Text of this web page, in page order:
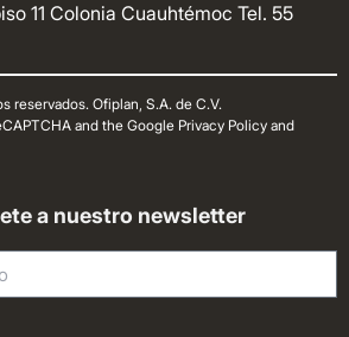
11 Colonia Cuauhtémoc Tel. 55
reservados. Ofiplan, S.A. de C.V.
and the Google Privacy Policy and
a nuestro newsletter